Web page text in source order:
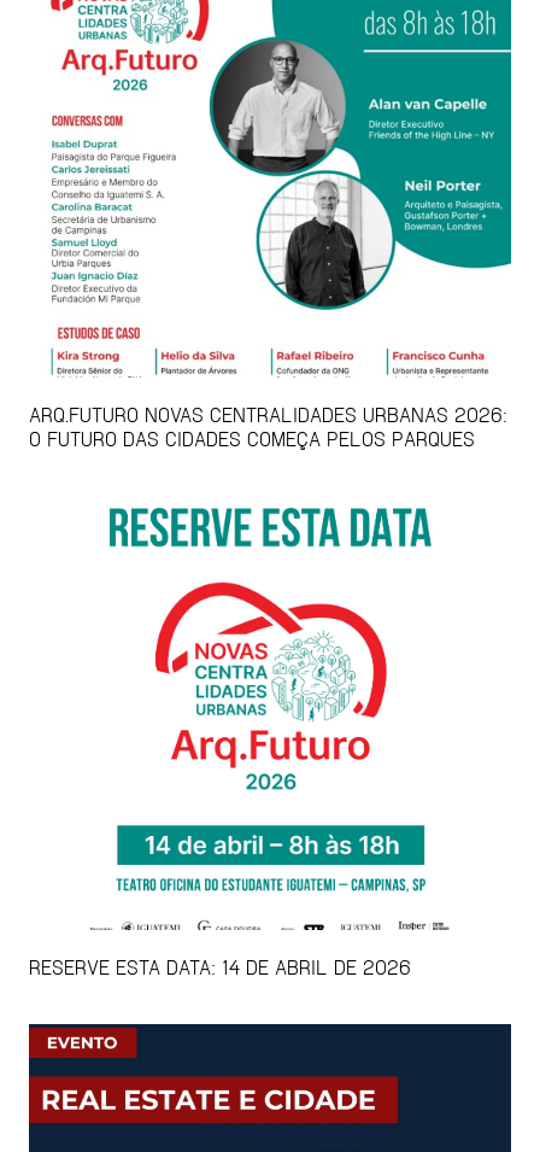
ARQ.FUTURO NOVAS CENTRALIDADES URBANAS 2026:
O FUTURO DAS CIDADES COMEÇA PELOS PARQUES
RESERVE ESTA DATA: 14 DE ABRIL DE 2026